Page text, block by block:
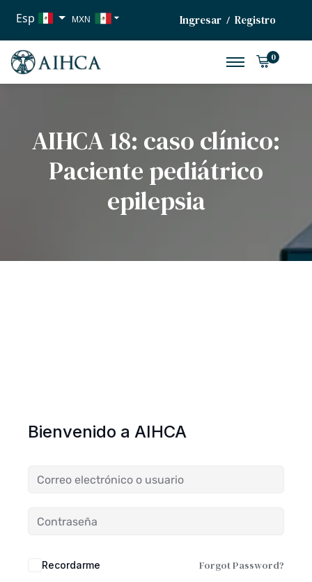
Esp MXN
EUR
Ingresar / Registro
0
AIHCA 18: caso clínico:
Paciente pediátrico
epilepsia
Bienvenido a AIHCA
Recordarme Forgot Password?